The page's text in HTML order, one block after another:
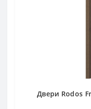
Двери Rodos